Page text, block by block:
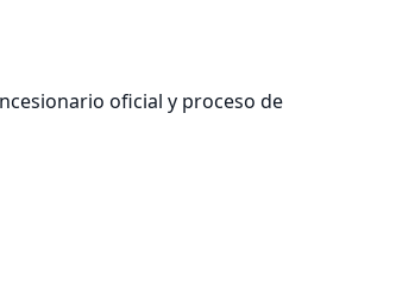
oficial y proceso de